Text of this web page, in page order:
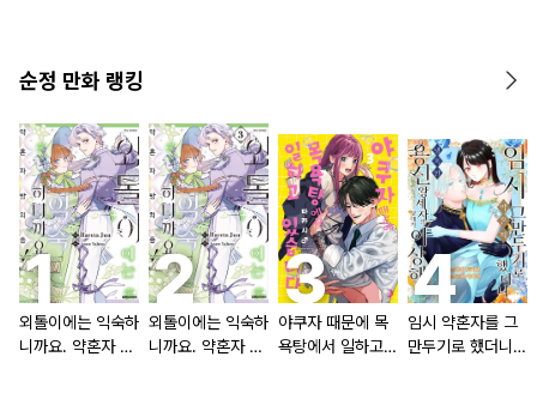
본]
순정 만화 랭킹
외톨이에는 익숙하
니까요. 약혼자 방
외톨이에는 익숙하
니까요. 약혼자 방
야쿠자 때문에 목
욕탕에서 일하고
임시 약혼자를 그
만두기로 했더니